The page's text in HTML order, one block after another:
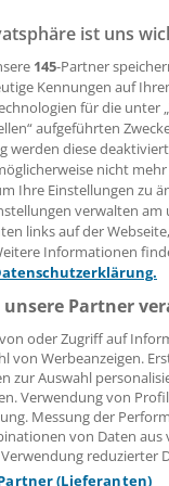
Hausärzte in
von ihnen
Hausarzt
des
Leserin,
Beitrag
Jetzt anmelden »
vergessen?
Problem beim
ist mit
des
Analysen,
Interviews und
ist uns
145-Partner
Kennungen auf
für die unter
aufgeführten
werden diese
nicht
Ihre Einstellungen zu
verwalten
links auf der
Informationen
Partner
oder Zugriff auf
von Werbeanzeigen.
zur Auswahl
Verwendung von
Messung der
von Daten aus
reduzierter
(Lieferanten)